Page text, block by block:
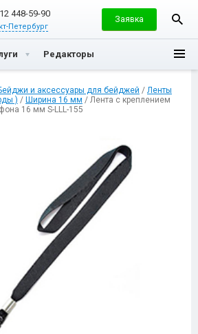
448-59-90
Петербург
Заявка
Редакторы
и аксессуары для бейджей / Ленты
) / Ширина 16 мм / Лента с креплением
16 мм S-LLL-155